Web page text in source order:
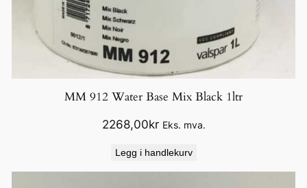
MM 912 Water Base Mix Black 1ltr
2268,00kr Eks. mva.
Legg i handlekurv